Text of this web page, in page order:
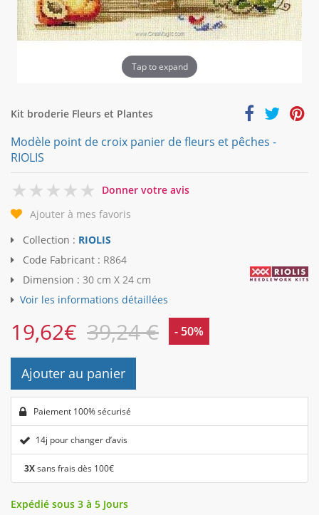
Tap to expand
Kit broderie Fleurs et Plantes
Modèle point de croix panier de fleurs et pêches -
RIOLIS
0
Donner votre avis
Ajouter à mes favoris
Collection : RIOLIS
Code Fabricant : R864
Dimension : 30 cm X 24 cm
Voir les informations détaillées
19,62€ 39,24 € - 50%
Ajouter au panier
Paiement 100% sécurisé
14j pour changer d’avis
3Xsans frais dès 100€
Expédié sous 3 à 5 Jours